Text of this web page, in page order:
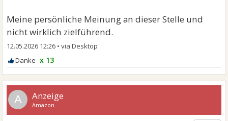
Meine persönliche Meinung an dieser Stelle und
nicht wirklich zielführend.
12.05.2026 12:26 •
x 13
A